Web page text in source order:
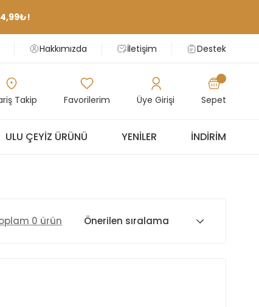
Hakkımızda İletişim Destek
Takip Favorilerim Üye Girişi Sepet
ULU ÇEYIZ ÜRÜNÜ YENILER İNDIRIM
0 ürün